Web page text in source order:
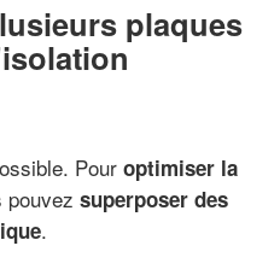
plaques
Pour optimiser la
pouvez superposer des
.